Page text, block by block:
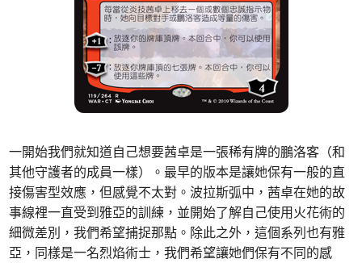
一開始我們就知道自己想要茜卓是一張稀有牌的鵬洛客（和
其他守護者的成員一樣）。最早的版本是讓她保有一般的直
接傷害型效應，但感覺不太對。波拉斯弧中，茜卓在她的故
事線裡一直受到雅亞的訓練，並開始了解自己使用火花術的
細微差別，我們希望捕捉那點。除此之外，這個系列也有雅
亞，同樣是一名烈焰術士，我們希望讓她們保有不同的感